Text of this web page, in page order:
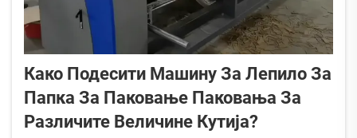
Како Подесити Машину За Лепило За
Папка За Паковање Паковања За
Различите Величине Кутија?